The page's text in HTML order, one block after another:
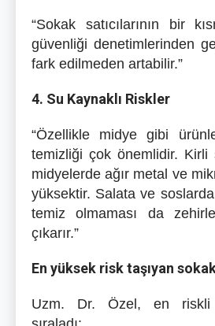
“Sokak satıcılarının bir
güvenliği denetimlerinden
fark edilmeden artabilir.”
4. Su Kaynaklı Riskler
“Özellikle midye gibi
temizliği çok önemlidir. Kirli
midyelerde ağır metal ve
yüksektir. Salata ve
temiz olmaması da
çıkarır.”
En yüksek risk taşıyan
Uzm. Dr. Özel, en riskli